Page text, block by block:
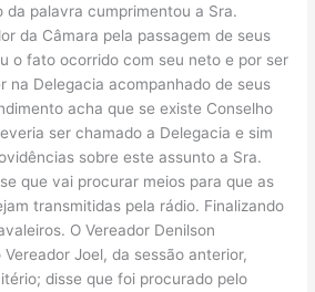
da palavra cumprimentou a Sra.
da Câmara pela passagem de seus
o fato ocorrido com seu neto e por ser
na Delegacia acompanhado de seus
acha que se existe Conselho
ser chamado a Delegacia e sim
sobre este assunto a Sra.
que vai procurar meios para que as
transmitidas pela rádio. Finalizando
O Vereador Denilson
Joel, da sessão anterior,
disse que foi procurado pelo